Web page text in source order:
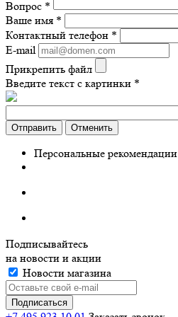
Вопрос *
Ваше имя *
Контактный телефон *
E-mail
Прикрепить файл
Введите текст с картинки *
Отправить Отменить
Персональные рекомендации
Подписывайтесь
на новости и акции
Новости магазина